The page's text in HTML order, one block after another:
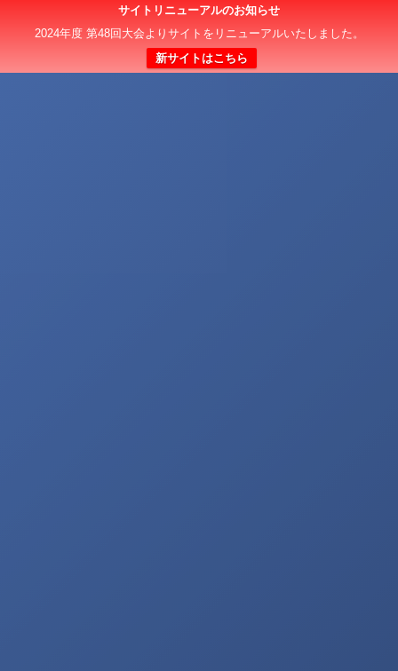
サイトリニューアルのお知らせ
2024年度 第48回大会よりサイトをリニューアルいたしました。
新サイトはこちら